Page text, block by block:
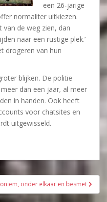
een 26-jarige
normaliter uitkiezen.
van de weg zien, dan
naar een rustige plek.’
drogeren van hun
blijken. De politie
dan een jaar, al meer
in handen. Ook heeft
voor chatsites en
uitgewisseld.
onder elkaar en besmet